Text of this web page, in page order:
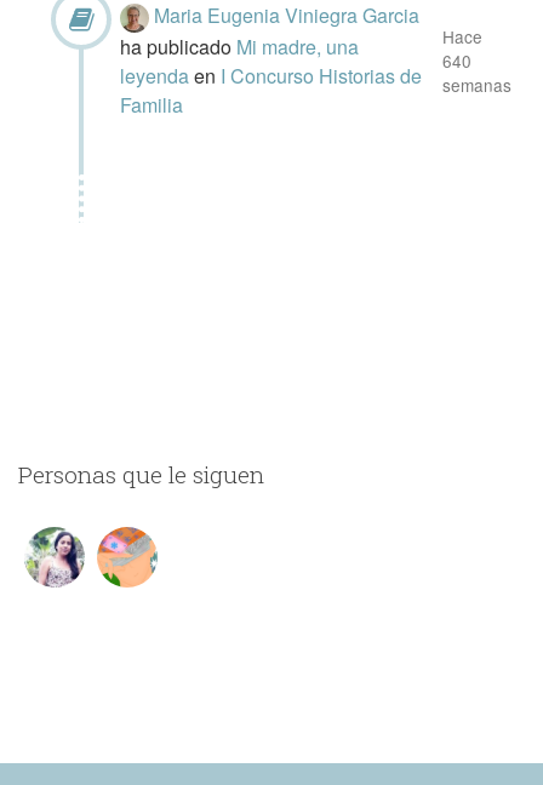
Maria Eugenia Viniegra Garcia
ha publicado Mi madre, una
leyendaen I Concurso Historias de
Familia
Hace
640
semanas
Personas que le siguen